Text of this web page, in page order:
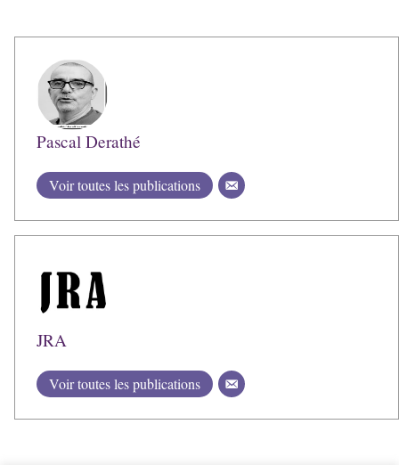
Pascal Derathé
Voir toutes les publications
JRA
Voir toutes les publications